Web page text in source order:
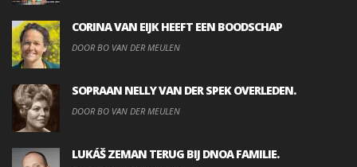
CORINA VAN EIJK HEEFT EEN BOODSCHAP
DOOR BO VAN DER MEULEN
SOPRAAN NELLY VAN DER SPEK OVERLEDEN.
DOOR BO VAN DER MEULEN
LUKÁŠ ZEMAN TERUG BIJ DNOA FAMILIE.